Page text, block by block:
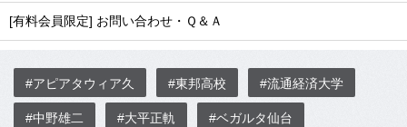
[有料会員限定] お問い合わせ・Ｑ＆Ａ
#アピアタウィア久 #東邦高校 #流通経済大学
#中野雄二 #大平正軌 #ベガルタ仙台